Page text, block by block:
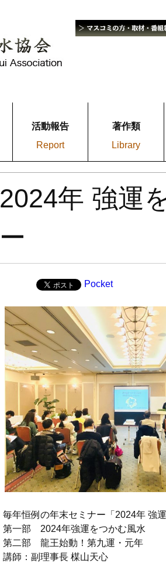
活動報告
Report
著作類
Library
2024年 強運
ー
Pocket
毎年恒例の年末セミナー「2024年 強
第一部 2024年強運をつかむ風水
第二部 龍王始動！第九運・元年
講師：副理事長 楳山天心